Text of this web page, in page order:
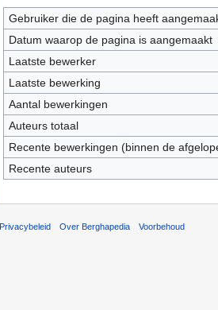
Gebruiker die de pagina heeft
Datum waarop de pagina is aangemaakt
Laatste bewerker
Laatste bewerking
Aantal bewerkingen
Auteurs totaal
Recente bewerkingen (binnen de
Recente auteurs
Privacybeleid Over Berghapedia Voorbehoud